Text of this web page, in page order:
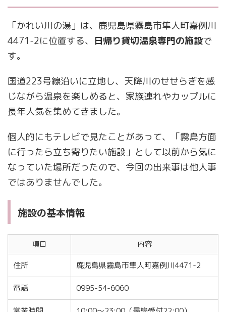
「かれい川の湯」は、鹿児島県霧島市隼人町嘉例川
4471-2に位置する、 日帰り貸切温泉専門の施設で
す。
国道223号線沿いに立地し、天降川のせせらぎを感
じながら温泉を楽しめると、家族連れやカップルに
長年人気を集めてきました。
個人的にもテレビで見たことがあって、「霧島方面
に行ったら立ち寄りたい施設」として以前から気に
なっていた場所だったので、今回の出来事は他人事
ではありませんでした。
施設の基本情報
項目 内容
住所 鹿児島県霧島市隼人町嘉例川4471-2
電話 0995-54-6060